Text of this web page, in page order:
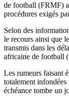
de football (FRMF) a
procédures exigés
Selon des
le recours ainsi que
transmis dans les
africaine de football
Les rumeurs faisant
totalement
échéance tombe un